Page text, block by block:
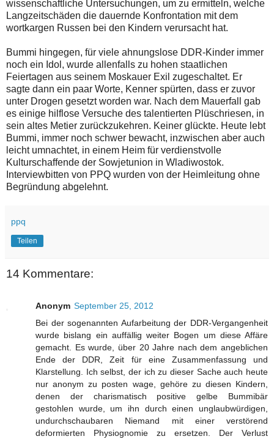
wissenschaftliche Untersuchungen, um zu ermitteln, welche
Langzeitschäden die dauernde Konfrontation mit dem
wortkargen Russen bei den Kindern verursacht hat.
Bummi hingegen, für viele ahnungslose DDR-Kinder immer
noch ein Idol, wurde allenfalls zu hohen staatlichen
Feiertagen aus seinem Moskauer Exil zugeschaltet. Er
sagte dann ein paar Worte, Kenner spürten, dass er zuvor
unter Drogen gesetzt worden war. Nach dem Mauerfall gab
es einige hilflose Versuche des talentierten Plüschriesen, in
sein altes Metier zurückzukehren. Keiner glückte. Heute lebt
Bummi, immer noch schwer bewacht, inzwischen aber auch
leicht umnachtet, in einem Heim für verdienstvolle
Kulturschaffende der Sowjetunion in Wladiwostok.
Interviewbitten von PPQ wurden von der Heimleitung ohne
Begründung abgelehnt.
ppq
Teilen
14 Kommentare:
Anonym September 25, 2012
Bei der sogenannten Aufarbeitung der DDR-Vergangenheit
wurde bislang ein auffällig weiter Bogen um diese Affäre
gemacht. Es wurde, über 20 Jahre nach dem angeblichen
Ende der DDR, Zeit für eine Zusammenfassung und
Klarstellung. Ich selbst, der ich zu dieser Sache auch heute
nur anonym zu posten wage, gehöre zu diesen Kindern,
denen der charismatisch positive gelbe Bummibär
gestohlen wurde, um ihn durch einen unglaubwürdigen,
undurchschaubaren Niemand mit einer verstörend
deformierten Physiognomie zu ersetzen. Der Verlust